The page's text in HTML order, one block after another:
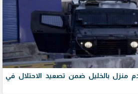
منزل بالخليل ضمن تصعيد الاحتلال في